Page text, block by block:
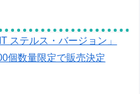
ステルス・バージョン」
個数量限定で販売決定